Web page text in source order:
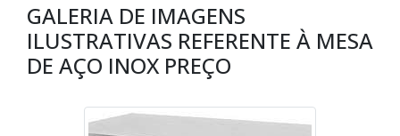
GALERIA DE IMAGENS
ILUSTRATIVAS REFERENTE À MESA
DE AÇO INOX PREÇO